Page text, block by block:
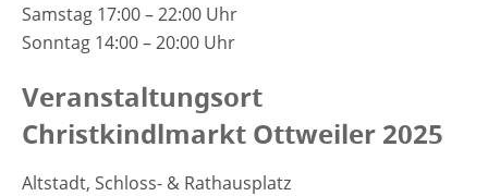
Samstag 17:00 – 22:00 Uhr
Sonntag 14:00 – 20:00 Uhr
Veranstaltungsort
Christkindlmarkt Ottweiler 2025
Altstadt, Schloss- & Rathausplatz